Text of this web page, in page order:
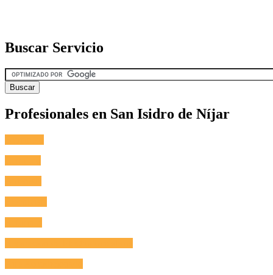
Buscar Servicio
Profesionales en San Isidro de Níjar